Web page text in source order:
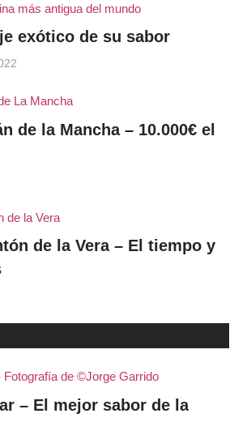
exótico de su sabor
de la Mancha – 10.000€ el
de la Vera – El tiempo y
– El mejor sabor de la